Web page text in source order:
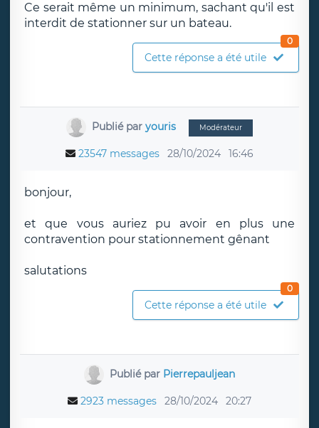
Ce serait même un minimum, sachant qu'il est
interdit de stationner sur un bateau.
Cette réponse a été utile
0
Publié par youris Modérateur
23547 messages 28/10/2024 16:46
bonjour,
et que vous auriez pu avoir en plus une
contravention pour stationnement gênant
salutations
Cette réponse a été utile
0
Publié par Pierrepauljean
2923 messages 28/10/2024 20:27